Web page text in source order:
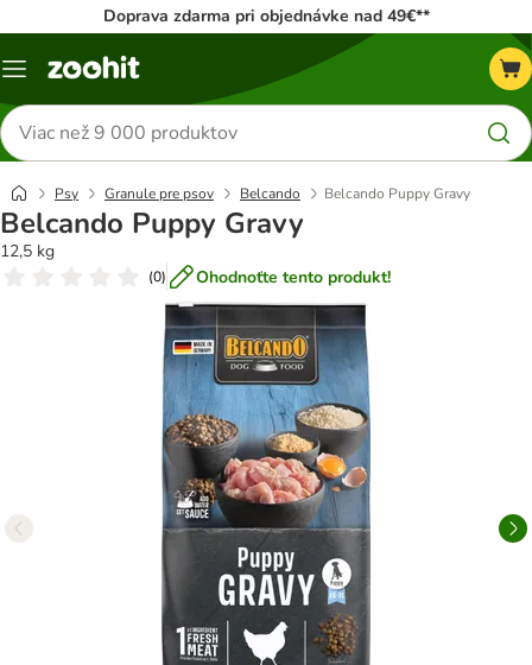
Doprava zdarma pri objednávke nad 49€**
Kategórie
Hľadať
produkty
Psy Granule pre psov Belcando Belcando Puppy Gravy
Belcando Puppy Gravy
12,5 kg
(0) Ohodnoťte tento produkt!